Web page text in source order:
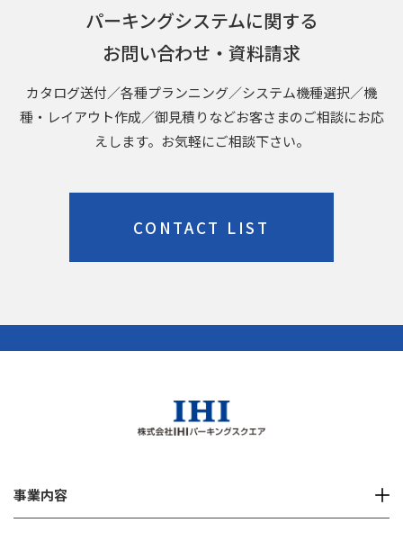
パーキングシステムに関する
お問い合わせ・資料請求
カタログ送付／各種プランニング／システム機種選択／機
種・レイアウト作成／御見積りなどお客さまのご相談にお応
えします。お気軽にご相談下さい。
CONTACT LIST
事業内容